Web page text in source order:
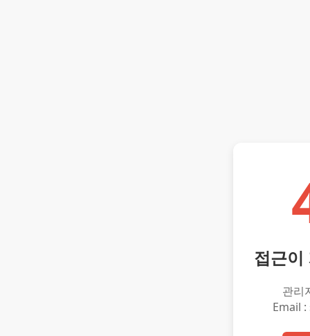
접근이
관리
Email